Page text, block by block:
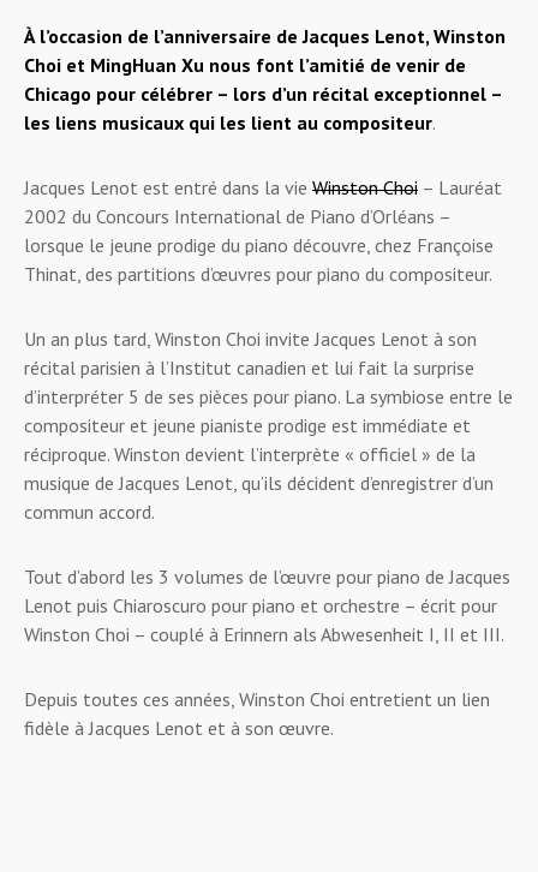
À l’occasion de l’anniversaire de Jacques Lenot, Winston
Choi et MingHuan Xu nous font l’amitié de venir de
Chicago pour célébrer – lors d’un récital exceptionnel –
les liens musicaux qui les lient au compositeur.
Jacques Lenot est entré dans la vie Winston Choi – Lauréat
2002 du Concours International de Piano d’Orléans –
lorsque le jeune prodige du piano découvre, chez Françoise
Thinat, des partitions d’œuvres pour piano du compositeur.
Un an plus tard, Winston Choi invite Jacques Lenot à son
récital parisien à l’Institut canadien et lui fait la surprise
d’interpréter 5 de ses pièces pour piano. La symbiose entre le
compositeur et jeune pianiste prodige est immédiate et
réciproque. Winston devient l’interprète « officiel » de la
musique de Jacques Lenot, qu’ils décident d’enregistrer d’un
commun accord.
Tout d’abord les 3 volumes de l’œuvre pour piano de Jacques
Lenot puis Chiaroscuro pour piano et orchestre – écrit pour
Winston Choi – couplé à Erinnern als Abwesenheit I, II et III.
Depuis toutes ces années, Winston Choi entretient un lien
fidèle à Jacques Lenot et à son œuvre.